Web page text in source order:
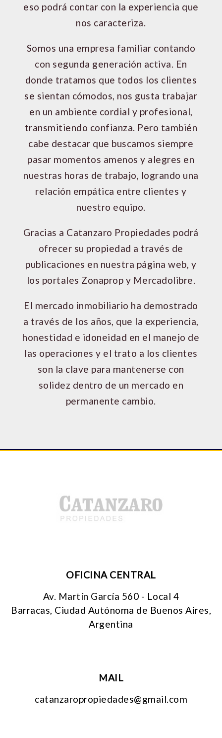
eso podrá contar con la experiencia que
nos caracteriza.
Somos una empresa familiar contando
con segunda generación activa. En
donde tratamos que todos los clientes
se sientan cómodos, nos gusta trabajar
en un ambiente cordial y profesional,
transmitiendo confianza. Pero también
cabe destacar que buscamos siempre
pasar momentos amenos y alegres en
nuestras horas de trabajo, logrando una
relación empática entre clientes y
nuestro equipo.
Gracias a Catanzaro Propiedades podrá
ofrecer su propiedad a través de
publicaciones en nuestra página web, y
los portales Zonaprop y Mercadolibre.
El mercado inmobiliario ha demostrado
a través de los años, que la experiencia,
honestidad e idoneidad en el manejo de
las operaciones y el trato a los clientes
son la clave para mantenerse con
solidez dentro de un mercado en
permanente cambio.
OFICINA CENTRAL
Av. Martín García 560 - Local 4
Barracas, Ciudad Autónoma de Buenos Aires,
Argentina
MAIL
catanzaropropiedades@gmail.com